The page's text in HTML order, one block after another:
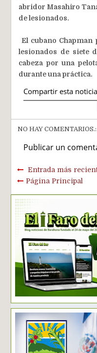
abridor Masahiro
de lesionados.
El cubano Chapman
lesionados de siete
cabeza por una
durante una práctica.
Compartir esta
NO HAY COMENTARIOS.:
Publicar un
Entrada más
Página Principal